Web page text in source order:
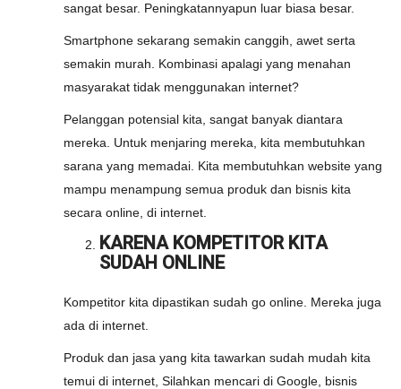
sangat besar. Peningkatannyapun luar biasa besar.
Smartphone sekarang semakin canggih, awet serta
semakin murah. Kombinasi apalagi yang menahan
masyarakat tidak menggunakan internet?
Pelanggan potensial kita, sangat banyak diantara
mereka. Untuk menjaring mereka, kita membutuhkan
sarana yang memadai. Kita membutuhkan website yang
mampu menampung semua produk dan bisnis kita
secara online, di internet.
KARENA KOMPETITOR KITA
SUDAH ONLINE
Kompetitor kita dipastikan sudah go online. Mereka juga
ada di internet.
Produk dan jasa yang kita tawarkan sudah mudah kita
temui di internet, Silahkan mencari di Google, bisnis